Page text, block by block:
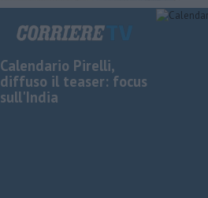
Calendario Pirelli,
diffuso il teaser: focus
sull'India